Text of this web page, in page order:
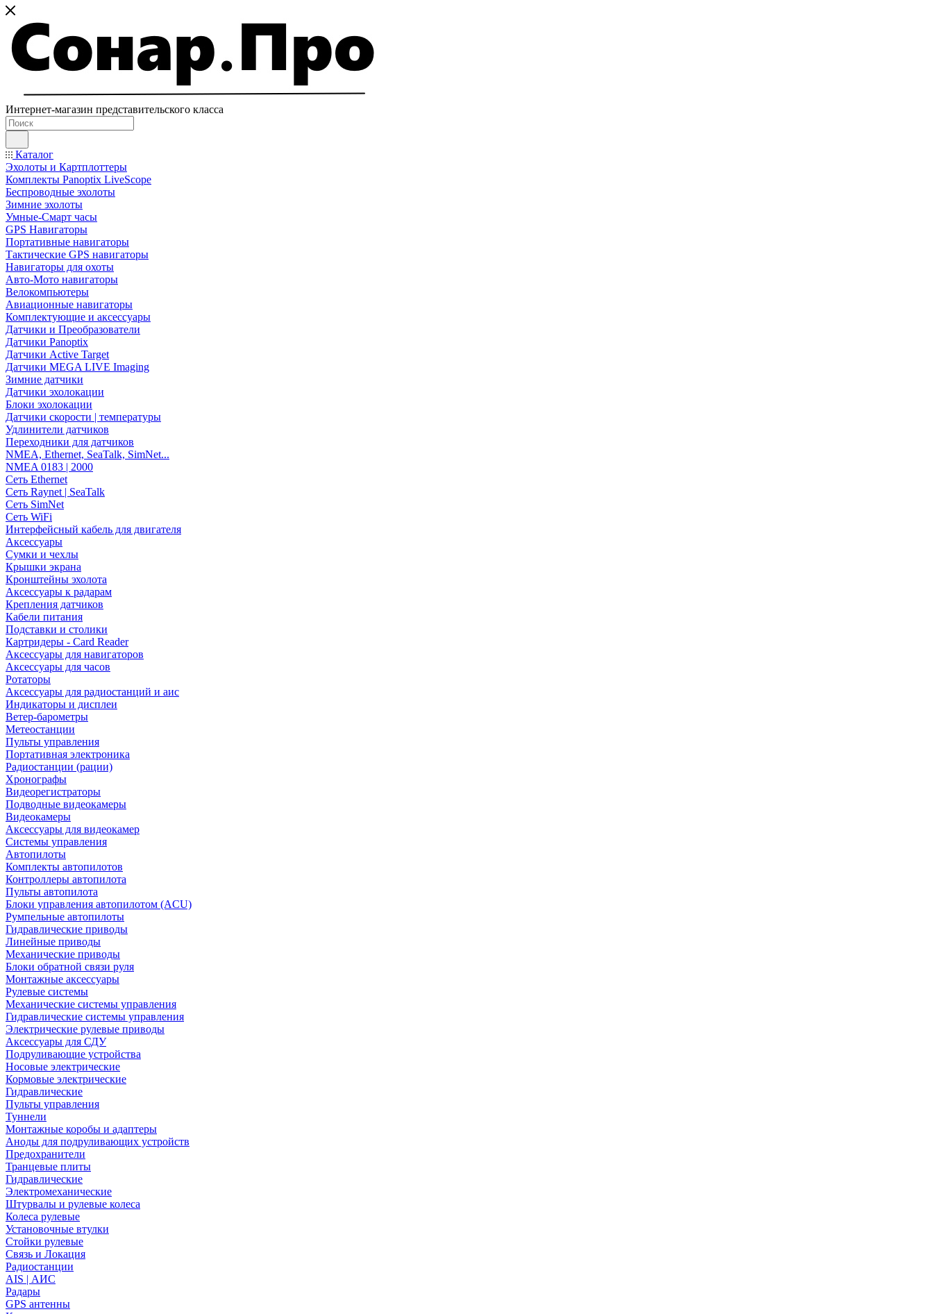
Интернет-магазин представительского класса
Каталог
Эхолоты и Картплоттеры
Комплекты Panoptix LiveScope
Беспроводные эхолоты
Зимние эхолоты
Умные-Смарт часы
GPS Навигаторы
Портативные навигаторы
Тактические GPS навигаторы
Навигаторы для охоты
Авто-Мото навигаторы
Велокомпьютеры
Авиационные навигаторы
Комплектующие и аксессуары
Датчики и Преобразователи
Датчики Panoptix
Датчики Active Target
Датчики MEGA LIVE Imaging
Зимние датчики
Датчики эхолокации
Блоки эхолокации
Датчики скорости | температуры
Удлинители датчиков
Переходники для датчиков
NMEA, Ethernet, SeaTalk, SimNet...
NMEA 0183 | 2000
Сеть Ethernet
Сеть Raynet | SeaTalk
Сеть SimNet
Сеть WiFi
Интерфейсный кабель для двигателя
Аксессуары
Сумки и чехлы
Крышки экрана
Кронштейны эхолота
Аксессуары к радарам
Крепления датчиков
Кабели питания
Подставки и столики
Картридеры - Card Reader
Аксессуары для навигаторов
Аксессуары для часов
Ротаторы
Аксессуары для радиостанций и аис
Индикаторы и дисплеи
Ветер-барометры
Метеостанции
Пульты управления
Портативная электроника
Радиостанции (рации)
Хронографы
Видеорегистраторы
Подводные видеокамеры
Видеокамеры
Аксессуары для видеокамер
Системы управления
Автопилоты
Комплекты автопилотов
Контроллеры автопилота
Пульты автопилота
Блоки управления автопилотом (ACU)
Румпельные автопилоты
Гидравлические приводы
Линейные приводы
Механические приводы
Блоки обратной связи руля
Монтажные аксессуары
Рулевые системы
Механические системы управления
Гидравлические системы управления
Электрические рулевые приводы
Аксессуары для СДУ
Подруливающие устройства
Носовые электрические
Кормовые электрические
Гидравлические
Пульты управления
Туннели
Монтажные коробы и адаптеры
Аноды для подруливающих устройств
Предохранители
Транцевые плиты
Гидравлические
Электромеханические
Штурвалы и рулевые колеса
Колеса рулевые
Установочные втулки
Стойки рулевые
Связь и Локация
Радиостанции
AIS | АИС
Радары
GPS антенны